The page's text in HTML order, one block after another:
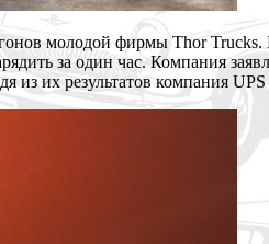
молодой фирмы Thor
за один час. Компания
их результатов компания